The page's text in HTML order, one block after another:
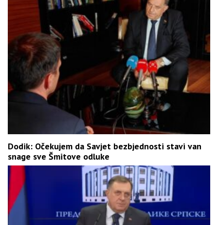
Dodik: Očekujem da Savjet bezbjednosti stavi van
snage sve Šmitove odluke